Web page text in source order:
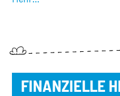
FINANZIELLE